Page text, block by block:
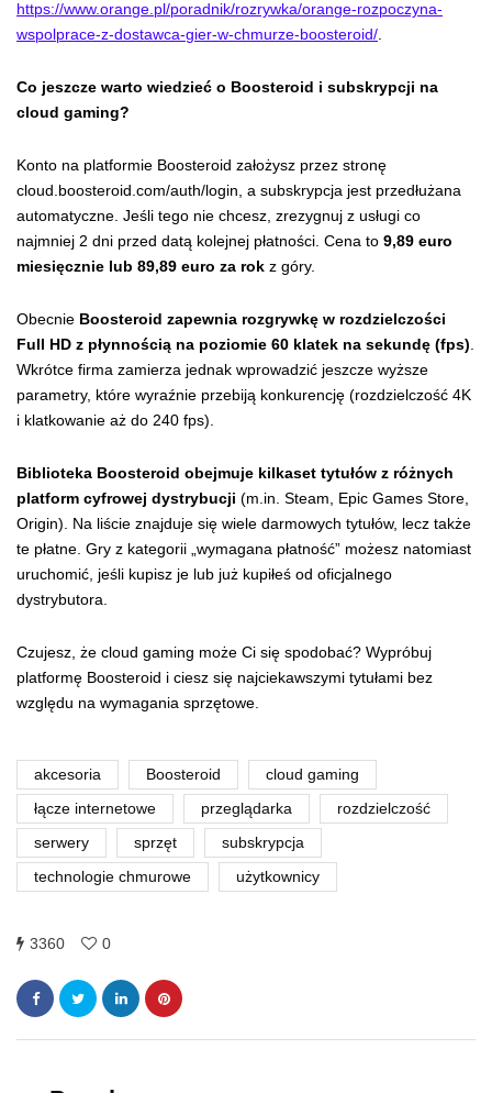
https://www.orange.pl/poradnik/rozrywka/orange-rozpoczyna-
wspolprace-z-dostawca-gier-w-chmurze-boosteroid/.
Co jeszcze warto wiedzieć o Boosteroid i subskrypcji na
cloud gaming?
Konto na platformie Boosteroid założysz przez stronę
cloud.boosteroid.com/auth/login, a subskrypcja jest przedłużana
automatyczne. Jeśli tego nie chcesz, zrezygnuj z usługi co
najmniej 2 dni przed datą kolejnej płatności. Cena to 9,89 euro
miesięcznie lub 89,89 euro za rok z góry.
Obecnie Boosteroid zapewnia rozgrywkę w rozdzielczości
Full HD z płynnością na poziomie 60 klatek na sekundę (fps).
Wkrótce firma zamierza jednak wprowadzić jeszcze wyższe
parametry, które wyraźnie przebiją konkurencję (rozdzielczość 4K
i klatkowanie aż do 240 fps).
Biblioteka Boosteroid obejmuje kilkaset tytułów z różnych
platform cyfrowej dystrybucji (m.in. Steam, Epic Games Store,
Origin). Na liście znajduje się wiele darmowych tytułów, lecz także
te płatne. Gry z kategorii „wymagana płatność” możesz natomiast
uruchomić, jeśli kupisz je lub już kupiłeś od oficjalnego
dystrybutora.
Czujesz, że cloud gaming może Ci się spodobać? Wypróbuj
platformę Boosteroid i ciesz się najciekawszymi tytułami bez
względu na wymagania sprzętowe.
akcesoria Boosteroid cloud gaming
łącze internetowe przeglądarka rozdzielczość
serwery sprzęt subskrypcja
technologie chmurowe użytkownicy
3360 0